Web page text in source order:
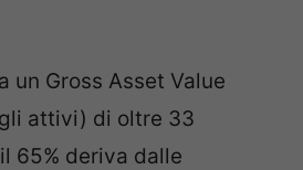
un Gross Asset Value
attivi) di oltre 33
65% deriva dalle